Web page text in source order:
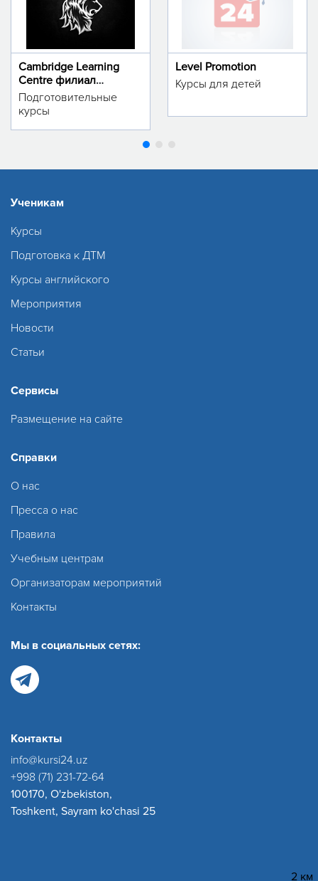
2 км
Cambridge Learning
Centre филиал
м.Тинчлик
Подготовительные
курсы
Level Promotion
Курсы для детей
Ученикам
Курсы
Подготовка к ДТМ
Курсы английского
Мероприятия
Новости
Статьи
Сервисы
Размещение на сайте
Справки
О нас
Пресса о нас
Правила
Учебным центрам
Организаторам мероприятий
Контакты
Мы в социальных сетях:
Контакты
info@kursi24.uz
+998 (71) 231-72-64
100170, O'zbekiston,
Toshkent, Sayram ko'chasi 25